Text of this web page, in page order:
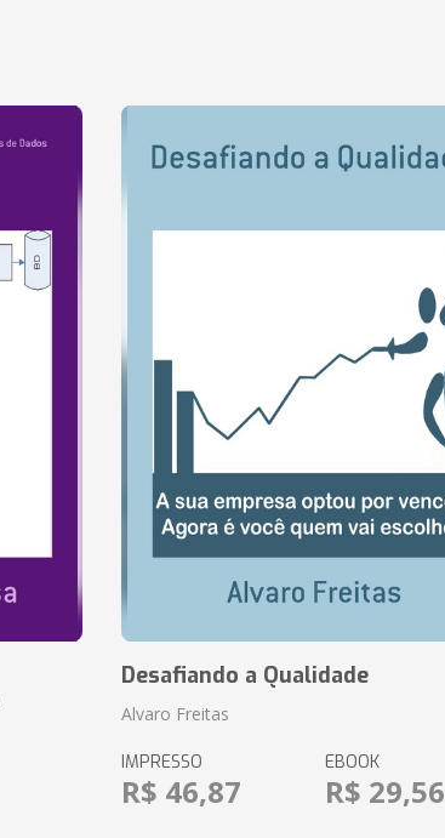
Desafiando a Qualidade
Alvaro Freitas
IMPRESSO
R$ 46,87
EBOOK
R$ 29,56